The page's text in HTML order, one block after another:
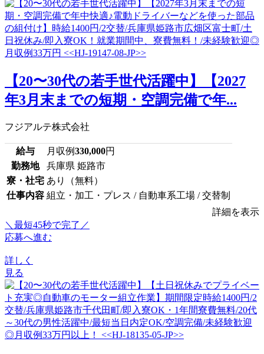
【20〜30代の若手世代活躍中】【2027
年3月末までの短期・空調完備で年...
フジアルテ株式会社
給与 月収例330,000円
勤務地
兵庫県 姫路市
寮・社宅 あり（無料）
仕事内容 組立・加工・プレス / 自動車系工場 / 交替制
詳細を表示
＼最短45秒で完了／
応募へ進む
詳しく
見る